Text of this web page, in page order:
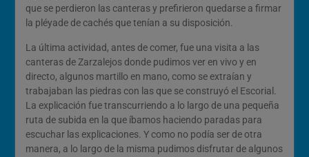
que se perdieron las canteras y prefirieron quedarse a firmar
la pléyade de cachés que tenían a su disposición.
La última actividad, antes de comer, fue una visita a las
canteras de Zarzalejos donde pudimos ver en vivo y en
directo, algunos martillo en mano, como se extraían y
trabajaban las piedras con las que se construyó el Escorial.
La explicación fue transcurriendo a lo largo de una pequeña
ruta de subida en la que íbamos haciendo paradas para
escuchar las explicaciones. Y como no podía ser de otra
manera, a lo largo de la misma pudimos disfrutar de algunos